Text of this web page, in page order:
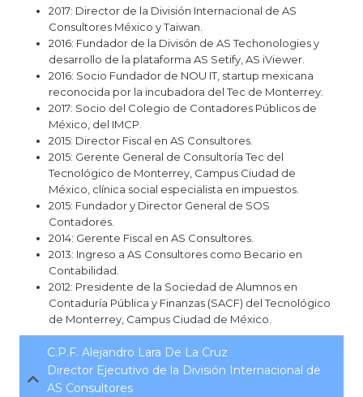
2017: Director de la División Internacional de AS
Consultores México y Taiwan.
2016: Fundador de la Divisón de AS Techonologies y
desarrollo de la plataforma AS Setify, AS iViewer.
2016: Socio Fundador de NOU IT, startup mexicana
reconocida por la incubadora del Tec de Monterrey.
2017: Socio del Colegio de Contadores Públicos de
México, del IMCP.
2015: Director Fiscal en AS Consultores.
2015: Gerente General de Consultoría Tec del
Tecnológico de Monterrey, Campus Ciudad de
México, clínica social especialista en impuestos.
2015: Fundador y Director General de SOS
Contadores.
2014: Gerente Fiscal en AS Consultores.
2013: Ingreso a AS Consultores como Becario en
Contabilidad.
2012: Presidente de la Sociedad de Alumnos en
Contaduría Pública y Finanzas (SACF) del Tecnológico
de Monterrey, Campus Ciudad de México.
C.P.F. Alejandro Lara De La Cruz
Director Ejecutivo de la División Internacional de
AS Consultores